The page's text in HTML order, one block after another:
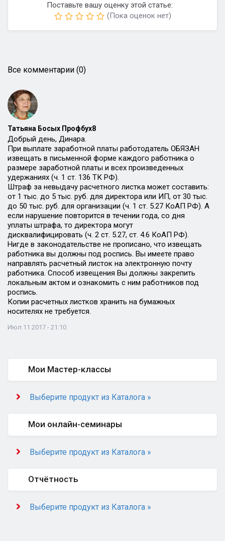
Поставьте вашу оценку этой статье:
(Пока оценок нет)
Все комментарии (0)
Татьяна Босых Профбух8
Добрый день, Динара.
При выплате заработной платы работодатель ОБЯЗАН
извещать в письменной форме каждого работника о
размере заработной платы и всех произведенных
удержаниях (ч. 1 ст. 136 ТК РФ).
Штраф за невыдачу расчетного листка может составить:
от 1 тыс. до 5 тыс. руб. для директора или ИП, от 30 тыс.
до 50 тыс. руб. для организации (ч. 1 ст. 5.27 КоАП РФ). А
если нарушение повторится в течении года, со дня
уплаты штрафа, то директора могут
дисквалифицировать (ч. 2 ст. 5.27, ст. 4.6 КоАП РФ).
Нигде в законодательстве не прописано, что извещать
работника вы должны под роспись. Вы имеете право
направлять расчетный листок на электронную почту
работника. Способ извещения Вы должны закрепить
локальным актом и ознакомить с ним работников под
роспись.
Копии расчетных листков хранить на бумажных
носителях не требуется.
Июл 11 2017 - 21:10
Мои Мастер-классы
Выберите продукт из Каталога »
Мои онлайн-семинары
Выберите продукт из Каталога »
Отчётность
Выберите продукт из Каталога »